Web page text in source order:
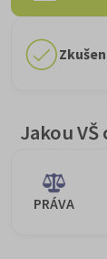
Jakou
PRÁVA